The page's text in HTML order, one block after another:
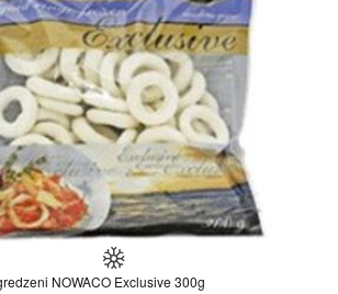
NOWACO Exclusive 300g